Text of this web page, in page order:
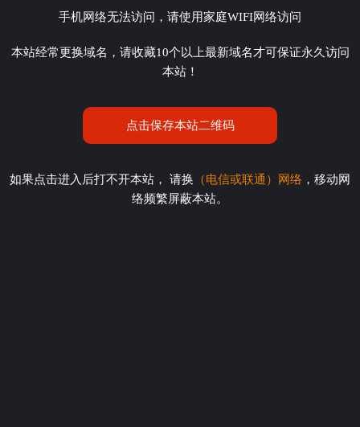
手机网络无法访问，请使用家庭WIFI网络访问
本站经常更换域名，请收藏10个以上最新域名才可保证永久访问
本站！
点击保存本站二维码
如果点击进入后打不开本站， 请换 （电信或联通）网络 ，移动网
络频繁屏蔽本站。